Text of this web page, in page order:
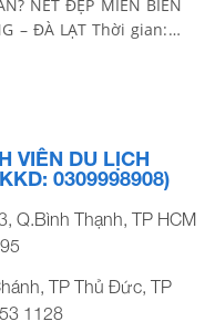
NÉT ĐẸP MIỀN BIỂN
– ĐÀ LẠT Thời gian: 4
VIÊN DU LỊCH
0309998908)
Q.Bình Thạnh, TP HCM
TP Thủ Đức, TP
1128